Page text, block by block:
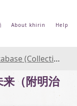
About khirin Help
Museum of Japanese History)
（附明治